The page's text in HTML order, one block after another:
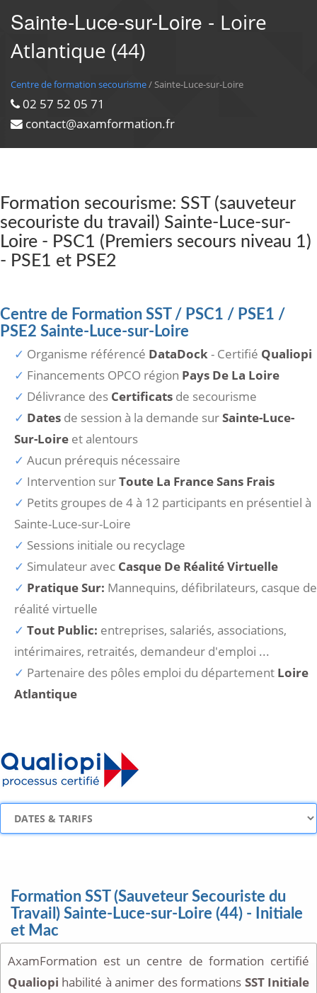
Sainte-Luce-sur-Loire - Loire
Atlantique (44)
Centre de formation secourisme/ Sainte-Luce-sur-Loire
02 57 52 05 71
contact@axamformation.fr
Formation secourisme: SST (sauveteur
secouriste du travail) Sainte-Luce-sur-
Loire - PSC1 (Premiers secours niveau 1)
- PSE1 et PSE2
Centre de Formation SST / PSC1 / PSE1 /
PSE2 Sainte-Luce-sur-Loire
Organisme référencé DataDock- Certifié Qualiopi
Financements OPCO région Pays De La Loire
Délivrance des Certificats de secourisme
Dates de session à la demande surSainte-Luce-
Sur-Loire et alentours
Aucun prérequis nécessaire
Intervention surToute La France Sans Frais
Petits groupes de 4 à 12 participants en présentiel à
Sainte-Luce-sur-Loire
Sessions initiale ou recyclage
Simulateur avec Casque De Réalité Virtuelle
Pratique Sur: Mannequins, défibrilateurs, casque de
réalité virtuelle
Tout Public: entreprises, salariés, associations,
intérimaires, retraités, demandeur d'emploi ...
Partenaire des pôles emploi du département Loire
Atlantique
Formation SST (Sauveteur Secouriste du
Travail) Sainte-Luce-sur-Loire (44) - Initiale
et Mac
AxamFormation est un centre de formation certifié
Qualiopi habilité à animer des formations SST Initiale